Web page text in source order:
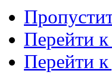
Перейти
Перейти